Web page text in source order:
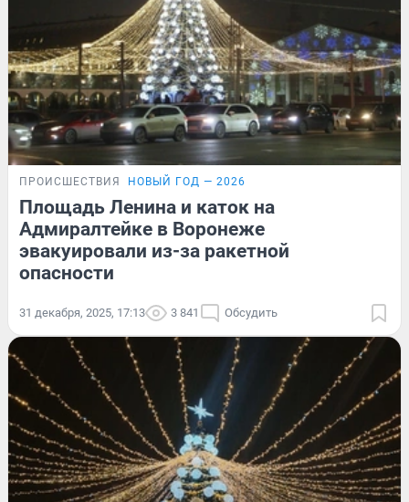
ПРОИСШЕСТВИЯ НОВЫЙ ГОД — 2026
Площадь Ленина и каток на
Адмиралтейке в Воронеже
эвакуировали из-за ракетной
опасности
31 декабря, 2025, 17:13 3 841 Обсудить